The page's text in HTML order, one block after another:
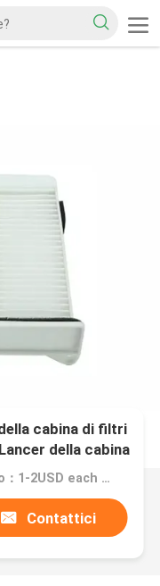
cabina di filtri
della cabina
Prezzo：1-2USD each unit
Contattici